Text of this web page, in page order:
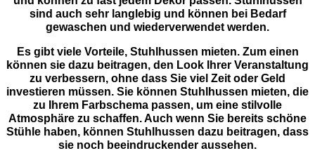
sind auch sehr langlebig und können bei Bedarf
gewaschen und wiederverwendet werden.
Es gibt viele Vorteile, Stuhlhussen mieten. Zum einen
können sie dazu beitragen, den Look Ihrer Veranstaltung
zu verbessern, ohne dass Sie viel Zeit oder Geld
investieren müssen. Sie können Stuhlhussen mieten, die
zu Ihrem Farbschema passen, um eine stilvolle
Atmosphäre zu schaffen. Auch wenn Sie bereits schöne
Stühle haben, können Stuhlhussen dazu beitragen, dass
sie noch beeindruckender aussehen.